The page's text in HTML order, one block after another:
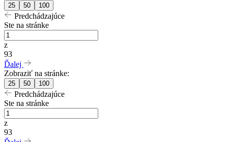
25 50 100
Predchádzajúce
Ste na stránke
z
93
Ďalej
Zobraziť na stránke:
25 50 100
Predchádzajúce
Ste na stránke
z
93